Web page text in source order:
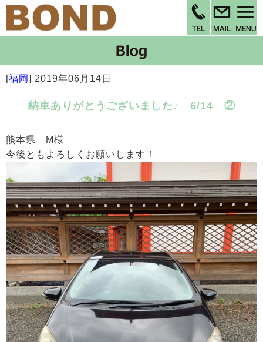
[福岡] 2019年06月14日
納車ありがとうございました♪ 6/14 ②
熊本県 M様
今後ともよろしくお願いします！